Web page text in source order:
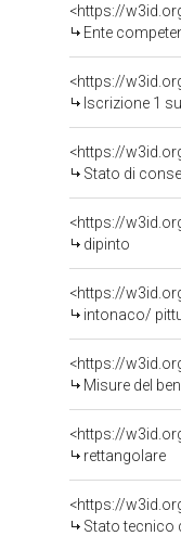
<https://
Ente competente per
<https://
Iscrizione 1
<https://
Stato di
<https://
dipinto
<https://
intonaco/
<https://
Misure del
<https://
rettangolare
<https://
Stato tecnico